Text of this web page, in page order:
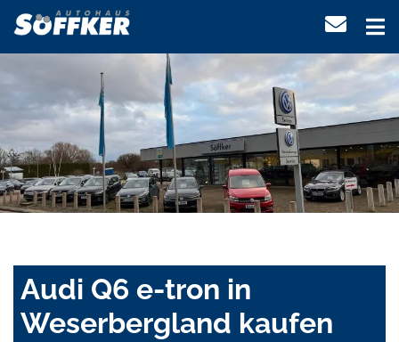
Audi Q6 e-tron in
Weserbergland kaufen